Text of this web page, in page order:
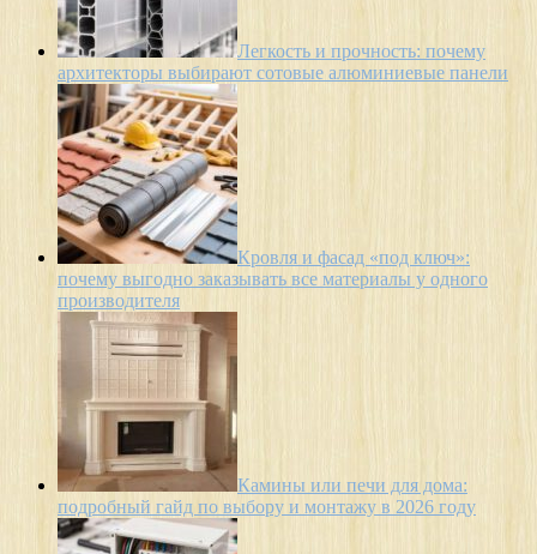
Легкость и прочность: почему
архитекторы выбирают сотовые алюминиевые панели
Кровля и фасад «под ключ»:
почему выгодно заказывать все материалы у одного
производителя
Камины или печи для дома:
подробный гайд по выбору и монтажу в 2026 году